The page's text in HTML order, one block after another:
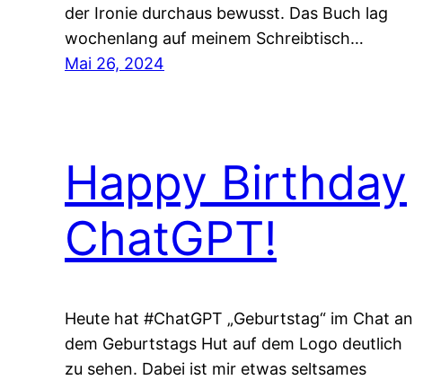
der Ironie durchaus bewusst. Das Buch lag
wochenlang auf meinem Schreibtisch…
Mai 26, 2024
Happy Birthday
ChatGPT!
Heute hat #ChatGPT „Geburtstag“ im Chat an
dem Geburtstags Hut auf dem Logo deutlich
zu sehen. Dabei ist mir etwas seltsames